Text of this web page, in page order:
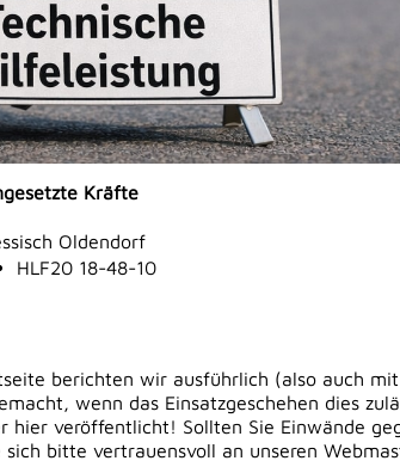
Kräfte
Oldendorf
HLF20 18-48-10
berichten wir ausführlich (also auch
wenn das Einsatzgeschehen dies
hier veröffentlicht! Sollten Sie Einwände
bitte vertrauensvoll an unseren